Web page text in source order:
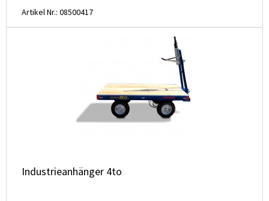
Artikel Nr.: 08500417
Industrieanhänger 4to